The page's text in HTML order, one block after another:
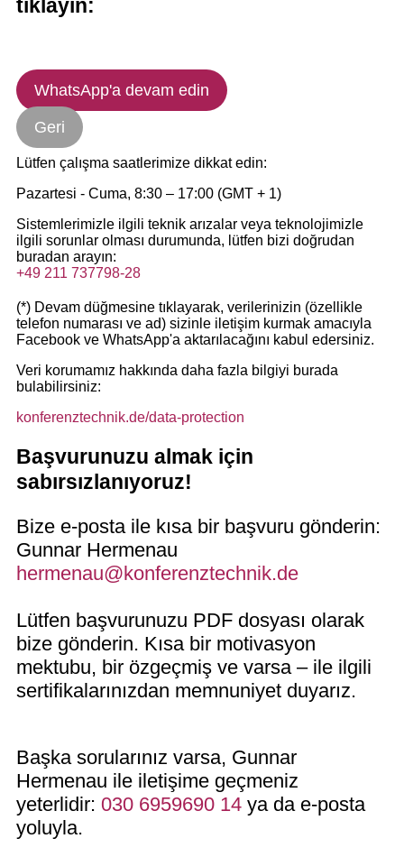
tıklayın:
WhatsApp'a devam edin
Geri
Lütfen çalışma saatlerimize dikkat edin:
Pazartesi - Cuma, 8:30 – 17:00 (GMT + 1)
Sistemlerimizle ilgili teknik arızalar veya teknolojimizle
ilgili sorunlar olması durumunda, lütfen bizi doğrudan
buradan arayın:
+49 211 737798-28
(*) Devam düğmesine tıklayarak, verilerinizin (özellikle
telefon numarası ve ad) sizinle iletişim kurmak amacıyla
Facebook ve WhatsApp'a aktarılacağını kabul edersiniz.
Veri korumamız hakkında daha fazla bilgiyi burada
bulabilirsiniz:
konferenztechnik.de/data-protection
Başvurunuzu almak için
sabırsızlanıyoruz!
Bize e-posta ile kısa bir başvuru gönderin:
Gunnar Hermenau
hermenau@konferenztechnik.de
Lütfen başvurunuzu PDF dosyası olarak
bize gönderin. Kısa bir motivasyon
mektubu, bir özgeçmiş ve varsa – ile ilgili
sertifikalarınızdan memnuniyet duyarız.
Başka sorularınız varsa, Gunnar
Hermenau ile iletişime geçmeniz
yeterlidir: 030 6959690 14 ya da e-posta
yoluyla.